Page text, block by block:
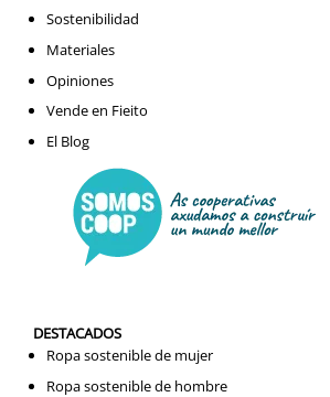
Sostenibilidad
Materiales
Opiniones
Vende en Fieito
El Blog
DESTACADOS
Ropa sostenible de mujer
Ropa sostenible de hombre